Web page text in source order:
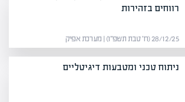
רווחים בזהירות
28/12/25 (ח׳ טבת תשפ״ו) | מערכת אפיק
ניתוח טכני ומטבעות דיגיטליים